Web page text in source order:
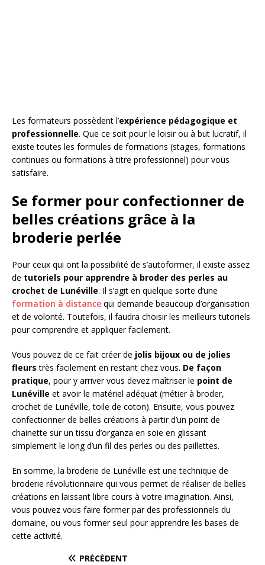
Les formateurs possèdent l’expérience pédagogique et
professionnelle. Que ce soit pour le loisir ou à but lucratif, il
existe toutes les formules de formations (stages, formations
continues ou formations à titre professionnel) pour vous
satisfaire.
Se former pour confectionner de
belles créations grâce à la
broderie perlée
Pour ceux qui ont la possibilité de s’autoformer, il existe assez
de tutoriels pour apprendre à broder des perles au
crochet de Lunéville. Il s’agit en quelque sorte d’une
formation à distance qui demande beaucoup d’organisation
et de volonté. Toutefois, il faudra choisir les meilleurs tutoriels
pour comprendre et appliquer facilement.
Vous pouvez de ce fait créer de jolis bijoux ou de jolies
fleurs très facilement en restant chez vous. De façon
pratique, pour y arriver vous devez maîtriser le point de
Lunéville et avoir le matériel adéquat (métier à broder,
crochet de Lunéville, toile de coton). Ensuite, vous pouvez
confectionner de belles créations à partir d’un point de
chainette sur un tissu d’organza en soie en glissant
simplement le long d’un fil des perles ou des paillettes.
En somme, la broderie de Lunéville est une technique de
broderie révolutionnaire qui vous permet de réaliser de belles
créations en laissant libre cours à votre imagination. Ainsi,
vous pouvez vous faire former par des professionnels du
domaine, ou vous former seul pour apprendre les bases de
cette activité.
PRÉCÉDENT